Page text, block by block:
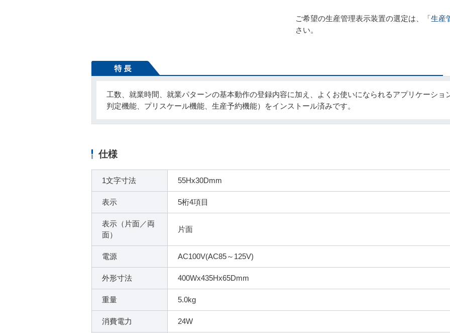
ご希望の生産管理表示装置の選定は、「生産
さい。
工数、就業時間、就業パターンの基本動作の登録内容に加え、よくお使いになられるアプリケーショ
判定機能、プリスケール機能、生産予約機能）をインストール済みです。
仕様
1文字寸法 55Hx30Dmm
表示 5桁4項目
表示（片面／両
面）
片面
電源 AC100V(AC85～125V)
外形寸法 400Wx435Hx65Dmm
重量 5.0kg
消費電力 24W